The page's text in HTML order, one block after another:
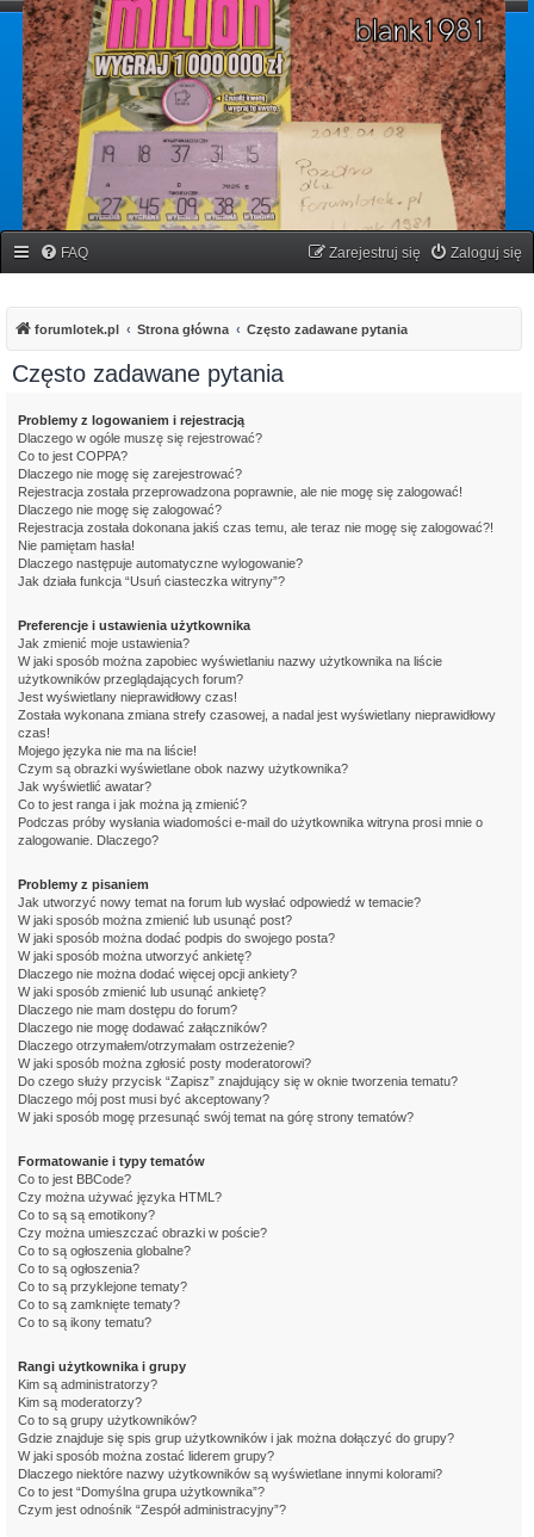
forumlotek.pl
Forum gier liczbowych
FAQ Zaloguj się
Zarejestruj się
forumlotek.pl Strona główna Często zadawane pytania
Często zadawane pytania
Problemy z logowaniem i rejestracją
Dlaczego w ogóle muszę się rejestrować?
Co to jest COPPA?
Dlaczego nie mogę się zarejestrować?
Rejestracja została przeprowadzona poprawnie, ale nie mogę się zalogować!
Dlaczego nie mogę się zalogować?
Rejestracja została dokonana jakiś czas temu, ale teraz nie mogę się zalogować?!
Nie pamiętam hasła!
Dlaczego następuje automatyczne wylogowanie?
Jak działa funkcja “Usuń ciasteczka witryny”?
Preferencje i ustawienia użytkownika
Jak zmienić moje ustawienia?
W jaki sposób można zapobiec wyświetlaniu nazwy użytkownika na liście
użytkowników przeglądających forum?
Jest wyświetlany nieprawidłowy czas!
Została wykonana zmiana strefy czasowej, a nadal jest wyświetlany nieprawidłowy
czas!
Mojego języka nie ma na liście!
Czym są obrazki wyświetlane obok nazwy użytkownika?
Jak wyświetlić awatar?
Co to jest ranga i jak można ją zmienić?
Podczas próby wysłania wiadomości e-mail do użytkownika witryna prosi mnie o
zalogowanie. Dlaczego?
Problemy z pisaniem
Jak utworzyć nowy temat na forum lub wysłać odpowiedź w temacie?
W jaki sposób można zmienić lub usunąć post?
W jaki sposób można dodać podpis do swojego posta?
W jaki sposób można utworzyć ankietę?
Dlaczego nie można dodać więcej opcji ankiety?
W jaki sposób zmienić lub usunąć ankietę?
Dlaczego nie mam dostępu do forum?
Dlaczego nie mogę dodawać załączników?
Dlaczego otrzymałem/otrzymałam ostrzeżenie?
W jaki sposób można zgłosić posty moderatorowi?
Do czego służy przycisk “Zapisz” znajdujący się w oknie tworzenia tematu?
Dlaczego mój post musi być akceptowany?
W jaki sposób mogę przesunąć swój temat na górę strony tematów?
Formatowanie i typy tematów
Co to jest BBCode?
Czy można używać języka HTML?
Co to są są emotikony?
Czy można umieszczać obrazki w poście?
Co to są ogłoszenia globalne?
Co to są ogłoszenia?
Co to są przyklejone tematy?
Co to są zamknięte tematy?
Co to są ikony tematu?
Rangi użytkownika i grupy
Kim są administratorzy?
Kim są moderatorzy?
Co to są grupy użytkowników?
Gdzie znajduje się spis grup użytkowników i jak można dołączyć do grupy?
W jaki sposób można zostać liderem grupy?
Dlaczego niektóre nazwy użytkowników są wyświetlane innymi kolorami?
Co to jest “Domyślna grupa użytkownika”?
Czym jest odnośnik “Zespół administracyjny”?